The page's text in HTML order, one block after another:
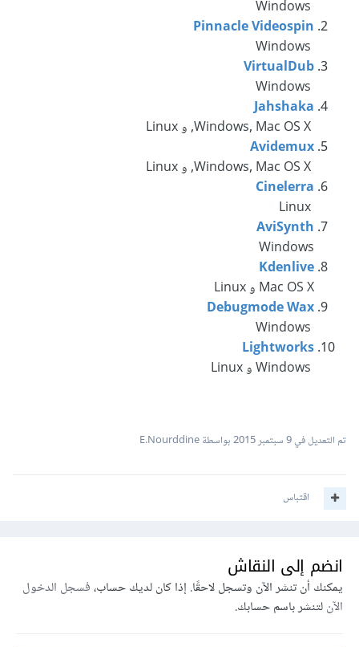
Pinnacle Videospin
VirtualDub
Jahshaka
Avidemux
Cinelerra
AviSynth
Windows
Kdenlive
Mac OS X و Linux
Debugmode Wax
Lightworks
تم التعديل في9 سبتمبر 2015 بواسطة E.Nourddine
اقتباس
انضم إلى النقاش
يمكنك أن تنشر الآن وتسجل لاحقًا. إذا كان لديك حساب،فسجل الدخول
الآنلتنشر باسم حسابك.